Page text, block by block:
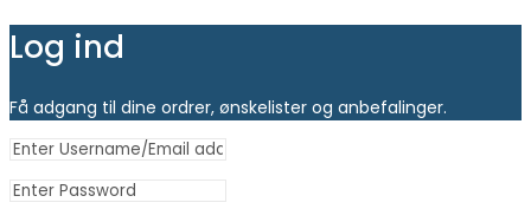
Log ind
Få adgang til dine ordrer, ønskelister og anbefalinger.